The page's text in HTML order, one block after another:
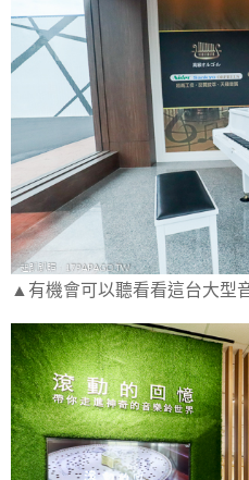
▲有機會可以聽看看這台大型